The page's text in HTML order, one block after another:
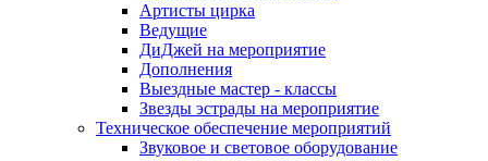
Артисты цирка
Ведущие
ДиДжей на мероприятие
Дополнения
Выездные мастер - классы
Звезды эстрады на мероприятие
Техническое обеспечение мероприятий
Звуковое и световое оборудование